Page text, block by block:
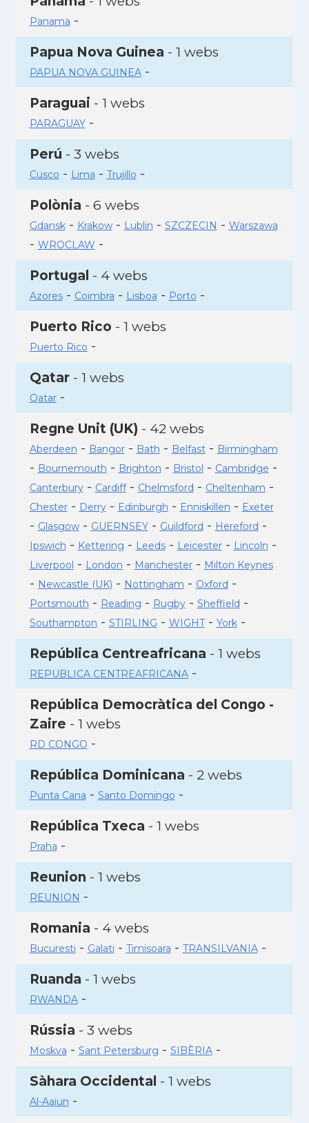
Panama -
Papua Nova Guinea - 1 webs
PAPUA NOVA GUINEA-
Paraguai - 1 webs
PARAGUAY-
Perú - 3 webs
Cusco - Lima - Trujillo -
Polònia - 6 webs
Gdansk- Krakow- Lublin - SZCZECIN - Warszawa
- WROCLAW -
Portugal - 4 webs
Azores- Coimbra - Lisboa - Porto -
Puerto Rico - 1 webs
Puerto Rico -
Qatar- 1 webs
Qatar-
Regne Unit (UK) - 42 webs
Aberdeen - Bangor- Bath - Belfast- Birmingham
- Bournemouth - Brighton - Bristol - Cambridge -
Canterbury- Cardiff- Chelmsford - Cheltenham -
Chester- Derry- Edinburgh - Enniskillen - Exeter
- Glasgow- GUERNSEY- Guildford - Hereford -
Ipswich - Kettering - Leeds- Leicester- Lincoln -
Liverpool - London - Manchester- Milton Keynes
- Newcastle (UK) - Nottingham - Oxford -
Portsmouth - Reading - Rugby- Sheffield -
Southampton - STIRLING - WIGHT- York-
República Centreafricana - 1 webs
REPUBLICA CENTREAFRICANA-
República Democràtica del Congo -
Zaire - 1 webs
RD CONGO -
República Dominicana - 2 webs
Punta Cana - Santo Domingo -
República Txeca - 1 webs
Praha -
Reunion - 1 webs
REUNION -
Romania - 4 webs
Bucuresti - Galati - Timisoara - TRANSILVANIA-
Ruanda - 1 webs
RWANDA-
Rússia - 3 webs
Moskva - Sant Petersburg - SIBÈRIA-
Sàhara Occidental - 1 webs
Al-Aaiun -